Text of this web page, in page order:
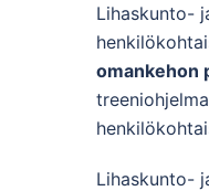
Lihaskunto-
omankehon
Lihaskunto-